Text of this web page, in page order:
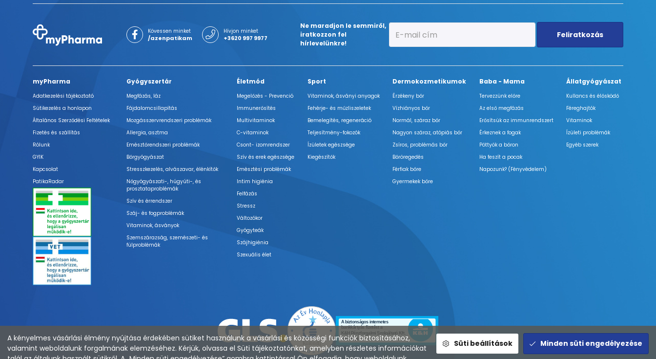
Kövessen minket
/azenpatikam
Hívjon minket
+3620 997 9977
Ne maradjon le semmiről,
iratkozzon fel
hírlevelünkre!
Feliratkozás
myPharma
Adatkezelési tájékoztató
Sütikezelés a honlapon
Általános Szerződési Feltételek
Fizetés és szállítás
Rólunk
GYIK
Kapcsolat
PatikaRadar
Gyógyszertár
Megfázás, láz
Fájdalomcsillapítás
Mozgásszervrendszeri problémák
Allergia, asztma
Emésztőrendszeri problémák
Bőrgyógyászat
Stresszkezelés, alvászavar, élénkítők
Nőgyógyászati-, húgyúti-, és
prosztataproblémák
Szív és érrendszer
Száj- és fogproblémák
Vitaminok, ásványok
Szemszárazság, szemészeti- és
fülproblémák
Életmód
Megelőzés - Prevenció
Immunerősítés
Multivitaminok
C-vitaminok
Csont- izomrendszer
Szív és erek egészsége
Emésztési problémák
Intim higiénia
Felfázás
Stressz
Változókor
Gyógyteák
Szájhigiénia
Szexuális élet
Sport
Vitaminok, ásványi anyagok
Fehérje- és műzliszeletek
Bemelegítés, regeneráció
Teljesítmény-fokozók
Ízületek egészsége
Kiegészítők
Dermokozmetikumok
Érzékeny bőr
Vízhiányos bőr
Normál, száraz bőr
Nagyon száraz, atópiás bőr
Zsíros, problémás bőr
Bőröregedés
Férfiak bőre
Gyermekek bőre
Baba - Mama
Tervezzünk előre
Az első megfázás
Erősítsük az immunrendszert
Érkeznek a fogak
Pöttyök a bőron
Ha feszít a pocak
Napozunk? (Fényvédelem)
Állatgyógyászat
Kullancs és élősködő
Féreghajtók
Vitaminok
Ízületi problémák
Egyéb szerek
Süti beállítások Minden süti engedélyezése
A kényelmes vásárlási élmény nyújtása érdekében sütiket használunk a vásárlási és közösségi funkciók biztosításához,
valamint weboldalunk forgalmának elemzéséhez. Kérjük, olvassa el Süti tájékoztatónkat, amelyben részletes információkat